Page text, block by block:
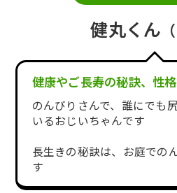
健丸くん
健康やご長寿の秘訣、性
のんびりさんで、誰にでも
いるおじいちゃんです
長生きの秘訣は、お庭での
す